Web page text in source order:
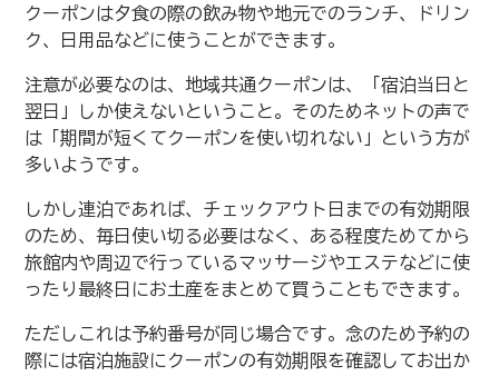
クーポンは夕食の際の飲み物や地元でのランチ、ドリン
ク、日用品などに使うことができます。
注意が必要なのは、地域共通クーポンは、「宿泊当日と
翌日」しか使えないということ。そのためネットの声で
は「期間が短くてクーポンを使い切れない」という方が
多いようです。
しかし連泊であれば、チェックアウト日までの有効期限
のため、毎日使い切る必要はなく、ある程度ためてから
旅館内や周辺で行っているマッサージやエステなどに使
ったり最終日にお土産をまとめて買うこともできます。
ただしこれは予約番号が同じ場合です。念のため予約の
際には宿泊施設にクーポンの有効期限を確認してお出か